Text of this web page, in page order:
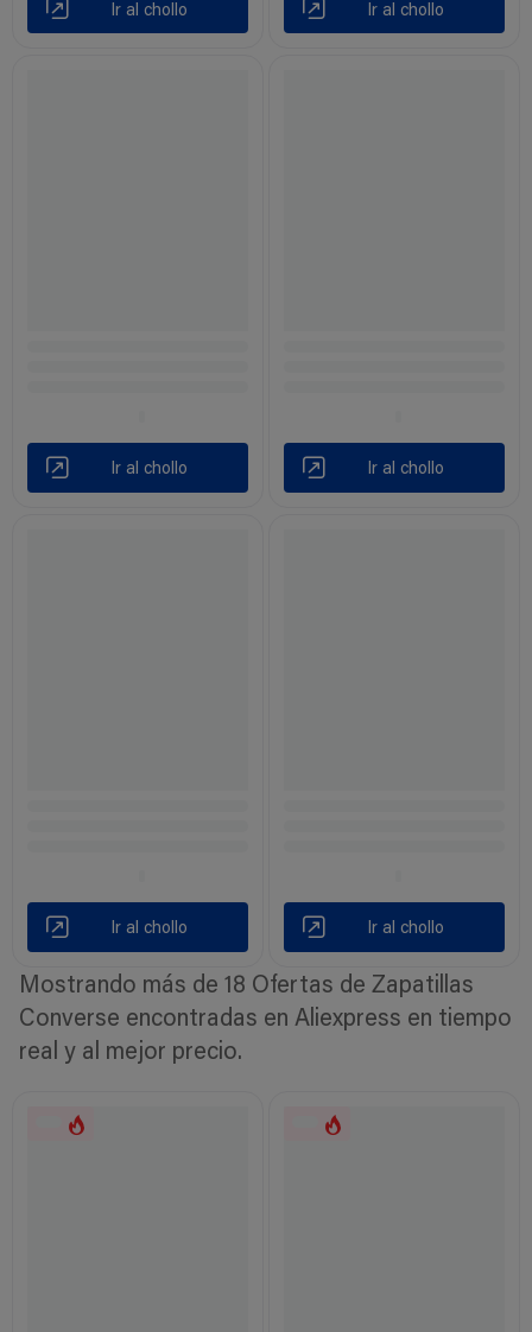
Ir al chollo Ir al chollo
Ir al chollo Ir al chollo
Ir al chollo Ir al chollo
Mostrando más de 18 Ofertas de Zapatillas
Converse encontradas en Aliexpress en tiempo
real y al mejor precio.